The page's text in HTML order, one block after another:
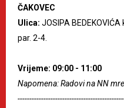
ČAKOVEC
Ulica: JOSIPA
par. 2-4.
Vrijeme: 09:00 - 11:00
Napomena: Radovi na NN